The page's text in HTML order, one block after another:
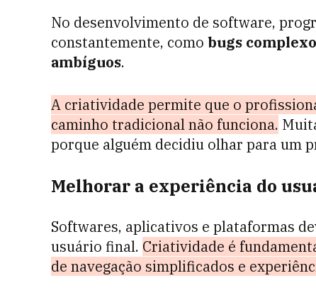
No desenvolvimento de software,
constantemente, como bugs
ambíguos.
A criatividade permite que o
caminho tradicional não funciona.
porque alguém decidiu olhar para um
Melhorar a experiência do
Softwares, aplicativos e plataformas
usuário final. Criatividade é
de navegação simplificados e